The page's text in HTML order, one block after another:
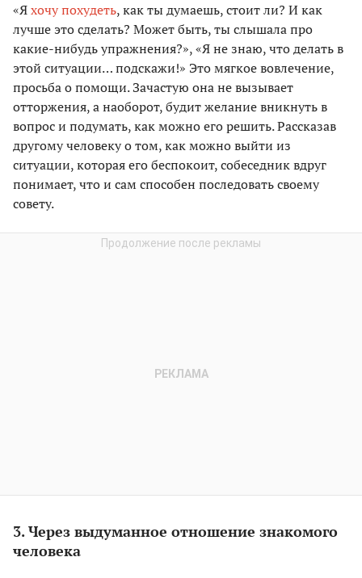
«Яхочу похудеть, как ты думаешь, стоит ли? И как
лучше это сделать? Может быть, ты слышала про
какие-нибудь упражнения?», «Я не знаю, что делать в
этой ситуации… подскажи!» Это мягкое вовлечение,
просьба о помощи. Зачастую она не вызывает
отторжения, а наоборот, будит желание вникнуть в
вопрос и подумать, как можно его решить. Рассказав
другому человеку о том, как можно выйти из
ситуации, которая его беспокоит, собеседник вдруг
понимает, что и сам способен последовать своему
совету.
3. Через выдуманное отношение знакомого
человека